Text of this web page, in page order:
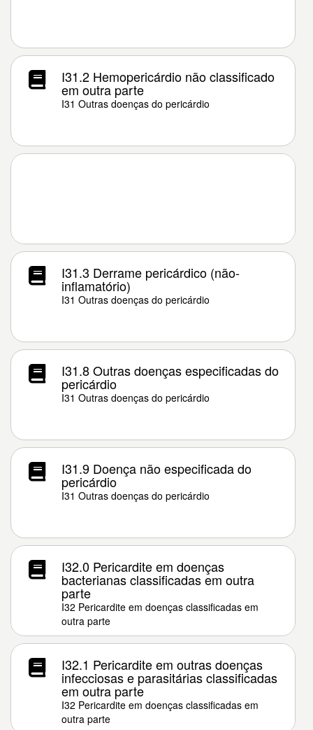
I31.2 Hemopericárdio não classificado
em outra parte
I31 Outras doenças do pericárdio
I31.3 Derrame pericárdico (não-
inflamatório)
I31 Outras doenças do pericárdio
I31.8 Outras doenças especificadas do
pericárdio
I31 Outras doenças do pericárdio
I31.9 Doença não especificada do
pericárdio
I31 Outras doenças do pericárdio
I32.0 Pericardite em doenças
bacterianas classificadas em outra
parte
I32 Pericardite em doenças classificadas em
outra parte
I32.1 Pericardite em outras doenças
infecciosas e parasitárias classificadas
em outra parte
I32 Pericardite em doenças classificadas em
outra parte